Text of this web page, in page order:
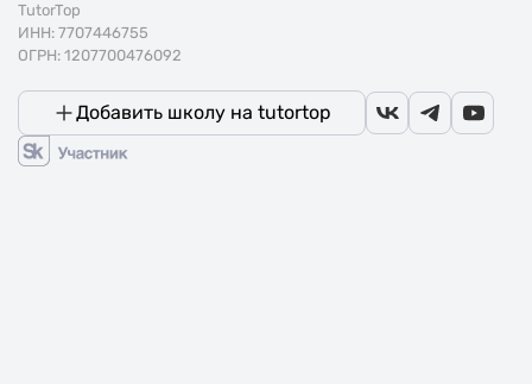
TutorTop
ИНН: 7707446755
ОГРН: 1207700476092
Добавить школу на tutortop